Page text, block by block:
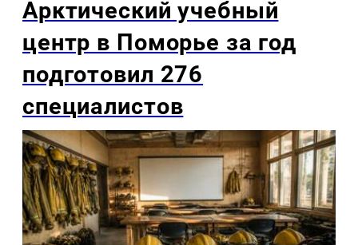
Арктический учебный
центр в Поморье за год
подготовил 276
специалистов